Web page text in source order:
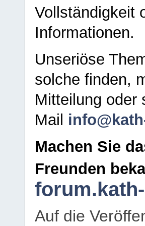
Vollständigkeit
Informationen.
Unseriöse
solche finden,
Mitteilung oder
Mail
Machen Sie
Freunden
Auf die